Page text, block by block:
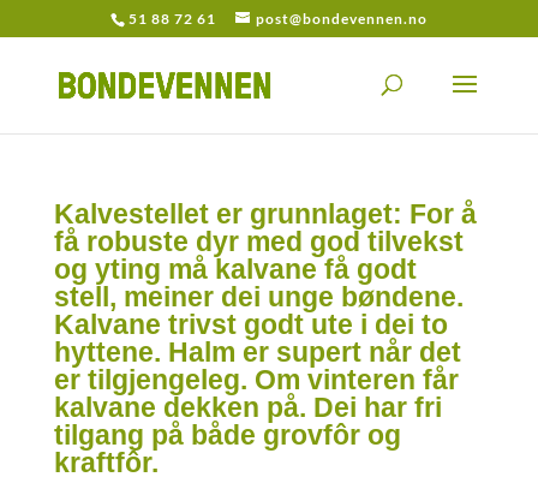
51 88 72 61 post@bondevennen.no
Kalvestellet er grunnlaget: For å
få robuste dyr med god tilvekst
og yting må kalvane få godt
stell, meiner dei unge bøndene.
Kalvane trivst godt ute i dei to
hyttene. Halm er supert når det
er tilgjengeleg. Om vinteren får
kalvane dekken på. Dei har fri
tilgang på både grovfôr og
kraftfôr.